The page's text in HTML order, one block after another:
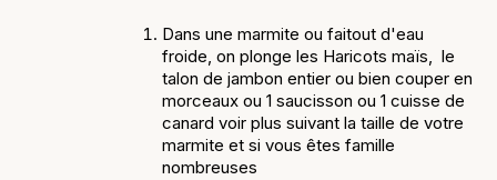
Dans une marmite ou faitout d'eau
froide, on plonge les Haricots maïs, le
talon de jambon entier ou bien couper en
morceaux ou 1 saucisson ou 1 cuisse de
canard voir plus suivant la taille de votre
marmite et si vous êtes famille
nombreuses